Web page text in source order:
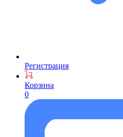
Регистрация
Корзина
0